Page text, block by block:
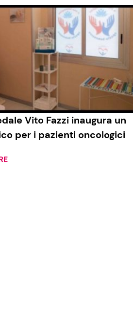
Vito Fazzi inaugura un
per i pazienti oncologici